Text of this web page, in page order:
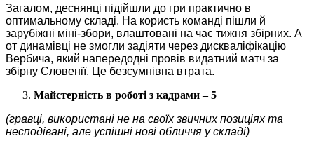
Загалом, деснянці підійшли до гри практично в
оптимальному складі. На користь команді пішли й
зарубіжні міні-збори, влаштовані на час тижня збірних. А
от динамівці не змогли задіяти через дискваліфікацію
Вербича, який напередодні провів видатний матч за
збірну Словенії. Це безсумнівна втрата.
Майстерність в роботі з кадрами – 5
(гравці, використані не на своїх звичних позиціях та
несподівані, але успішні нові обличчя у складі)